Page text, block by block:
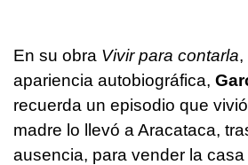
En su obra Vivir para contarla,
apariencia autobiográfica,
recuerda un episodio que
madre lo llevó a Aracataca,
ausencia, para vender la